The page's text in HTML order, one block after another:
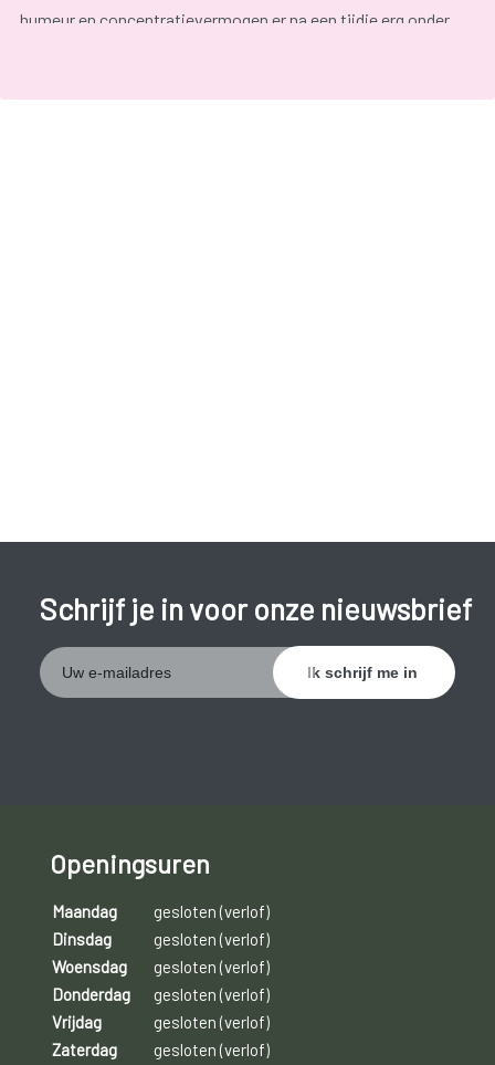
humeur en concentratievermogen er na een tijdje erg onder
Schrijf je in voor onze nieuwsbrief
Openingsuren
Maandag
gesloten (verlof)
Dinsdag
gesloten (verlof)
Woensdag
gesloten (verlof)
Donderdag
gesloten (verlof)
Vrijdag
gesloten (verlof)
Zaterdag
gesloten (verlof)